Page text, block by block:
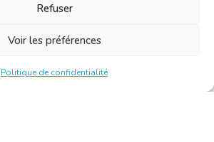
Refuser
Voir les préférences
Politique de confidentialité